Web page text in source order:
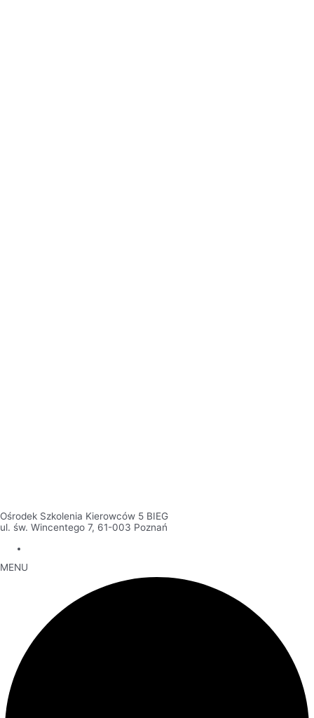
Ośrodek Szkolenia Kierowców 5 BIEG
ul. św. Wincentego 7, 61-003 Poznań
MENU